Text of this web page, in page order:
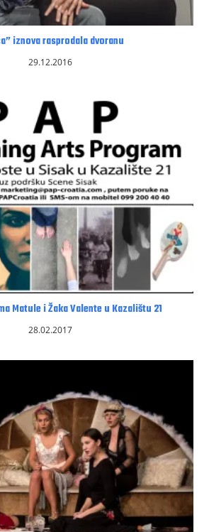
iznova rasprodala dvoranu
29.12.2016
Matule i Žaka Valente u Kazalištu 21
28.02.2017